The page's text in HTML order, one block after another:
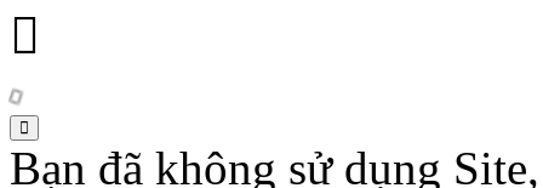
Bạn đã không sử dụng